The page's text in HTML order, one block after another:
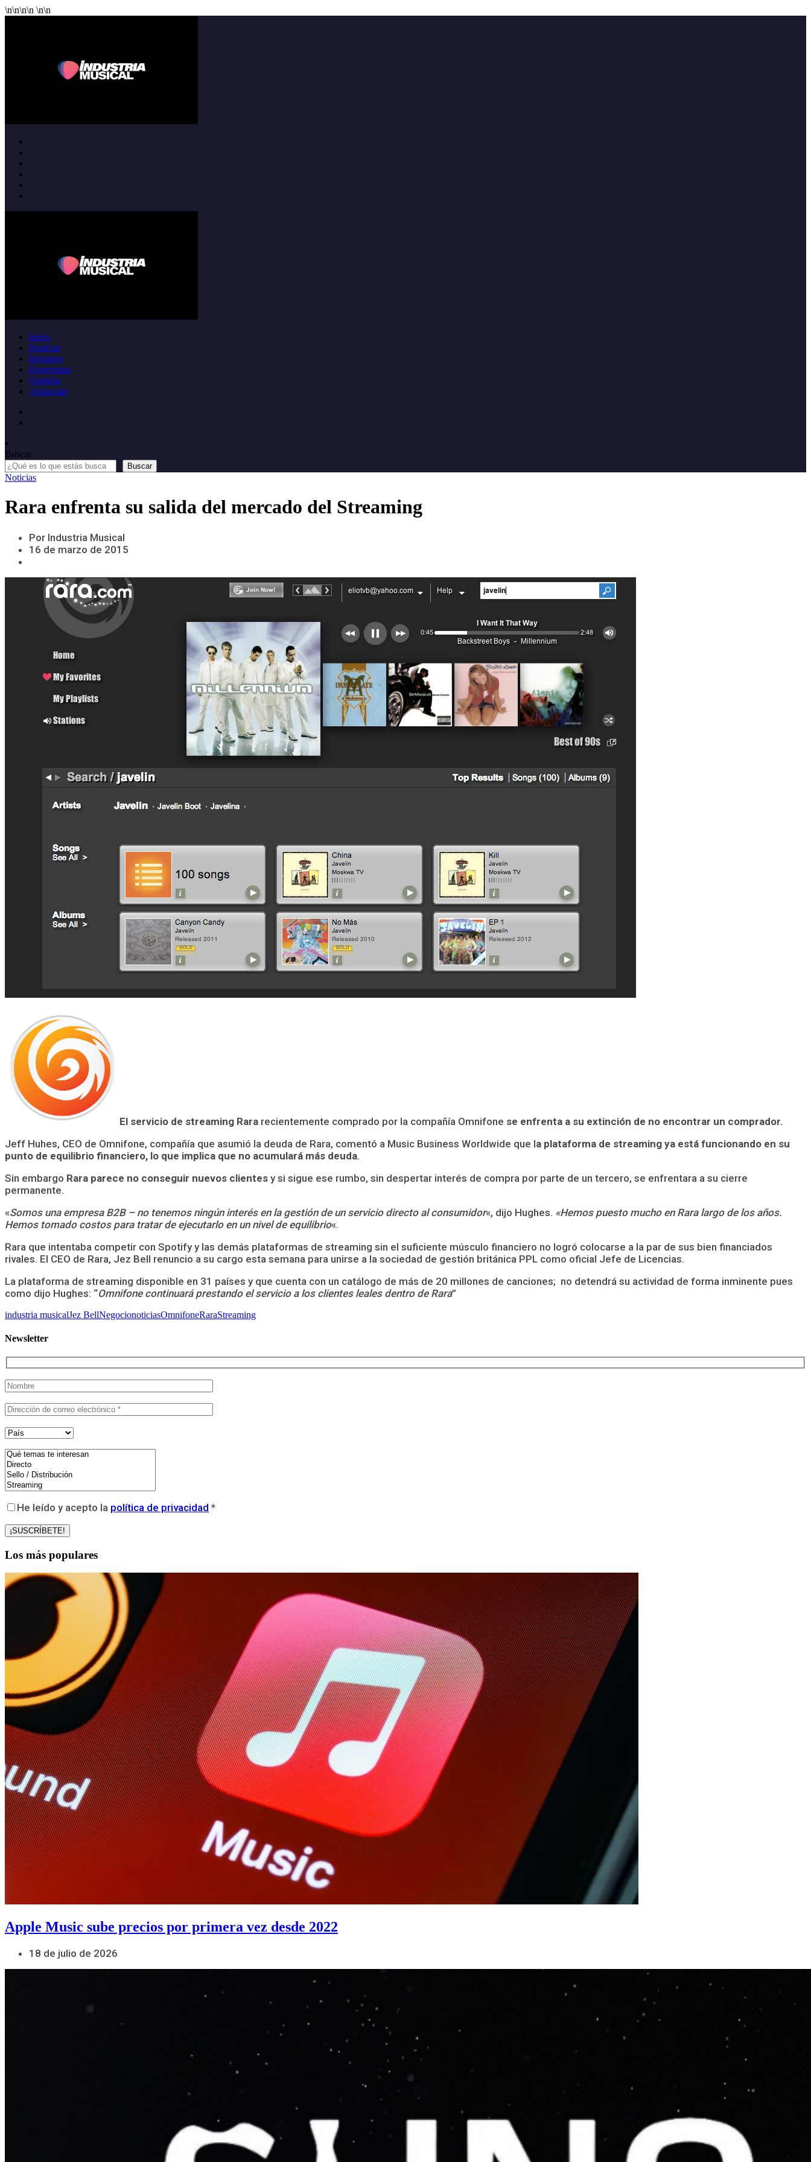
\n\n\n\n \n\n
Inicio
Noticias
Informes
Entrevistas
Opinión
Anúnciate
Buscar
Buscar
Noticias
Rara enfrenta su salida del mercado del Streaming
Por Industria Musical
16 de marzo de 2015
El servicio de streaming Rara recientemente comprado por la compañía Omnifone se enfrenta a su extinción de no encontrar un comprador.
Jeff Huhes, CEO de Omnifone, compañía que asumió la deuda de Rara, comentó a Music Business Worldwide que la plataforma de streaming ya está funcionando en su
punto de equilibrio financiero, lo que implica que no acumulará más deuda.
Sin embargo Rara parece no conseguir nuevos clientes y si sigue ese rumbo, sin despertar interés de compra por parte de un tercero, se enfrentara a su cierre
permanente.
«Somos una empresa B2B – no tenemos ningún interés en la gestión de un servicio directo al consumidor«, dijo Hughes. «Hemos puesto mucho en Rara largo de los años.
Hemos tomado costos para tratar de ejecutarlo en un nivel de equilibrio«.
Rara que intentaba competir con Spotify y las demás plataformas de streaming sin el suficiente músculo financiero no logró colocarse a la par de sus bien financiados
rivales. El CEO de Rara, Jez Bell renuncio a su cargo esta semana para unirse a la sociedad de gestión británica PPL como oficial Jefe de Licencias.
La plataforma de streaming disponible en 31 países y que cuenta con un catálogo de más de 20 millones de canciones; no detendrá su actividad de forma inminente pues
como dijo Hughes: “Omnifone continuará prestando el servicio a los clientes leales dentro de Rara”
industria musicalJez BellNegocionoticiasOmnifoneRaraStreaming
Newsletter
He leído y acepto la política de privacidad *
Los más populares
Apple Music sube precios por primera vez desde 2022
18 de julio de 2026